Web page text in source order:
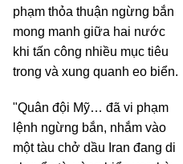
phạm thỏa thuận ngừng bắn
mong manh giữa hai nước
khi tấn công nhiều mục tiêu
trong và xung quanh eo biển.
"Quân đội Mỹ… đã vi phạm
lệnh ngừng bắn, nhắm vào
một tàu chở dầu Iran đang di